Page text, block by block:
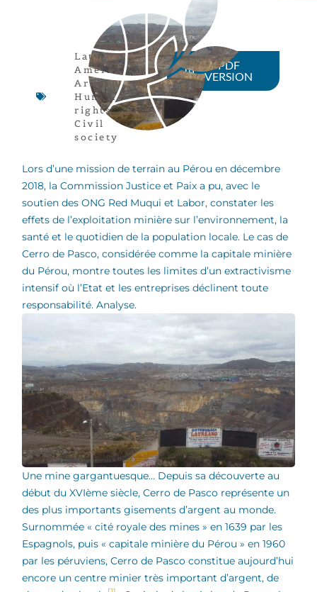
Latin
America,
Article,
Human
rights,Peru,
Civil
society
PDF
VERSION
Lors d’une mission de terrain au Pérou en décembre
2018, la Commission Justice et Paix a pu, avec le
soutien des ONG Red Muqui et Labor, constater les
effets de l’exploitation minière sur l’environnement, la
santé et le quotidien de la population locale. Le cas de
Cerro de Pasco, considérée comme la capitale minière
du Pérou, montre toutes les limites d’un extractivisme
intensif où l’Etat et les entreprises déclinent toute
responsabilité. Analyse.
Une mine gargantuesque… Depuis sa découverte au
début du XVIème siècle, Cerro de Pasco représente un
des plus importants gisements d’argent au monde.
Surnommée « cité royale des mines » en 1639 par les
Espagnols, puis « capitale minière du Pérou » en 1960
par les péruviens, Cerro de Pasco constitue aujourd’hui
encore un centre minier très important d’argent, de